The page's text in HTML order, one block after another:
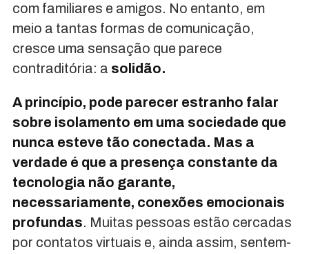
com familiares e amigos. No entanto, em
meio a tantas formas de comunicação,
cresce uma sensação que parece
contraditória: a solidão.
A princípio, pode parecer estranho falar
sobre isolamento em uma sociedade que
nunca esteve tão conectada. Mas a
verdade é que a presença constante da
tecnologia não garante,
necessariamente, conexões emocionais
profundas. Muitas pessoas estão cercadas
por contatos virtuais e, ainda assim, sentem-